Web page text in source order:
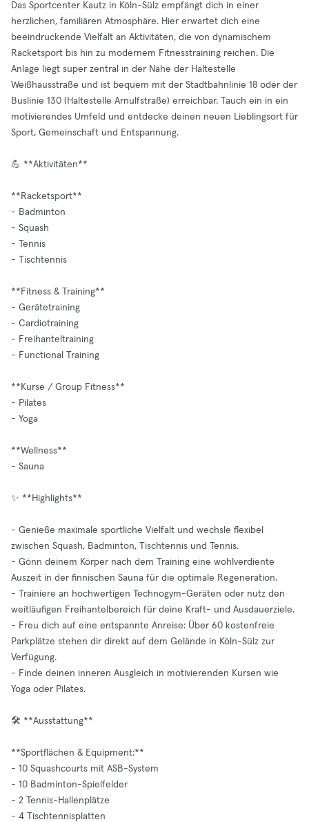
Das Sportcenter Kautz in Köln-Sülz empfängt dich in einer
herzlichen, familiären Atmosphäre. Hier erwartet dich eine
beeindruckende Vielfalt an Aktivitäten, die von dynamischem
Racketsport bis hin zu modernem Fitnesstraining reichen. Die
Anlage liegt super zentral in der Nähe der Haltestelle
Weißhausstraße und ist bequem mit der Stadtbahnlinie 18 oder der
Buslinie 130 (Haltestelle Arnulfstraße) erreichbar. Tauch ein in ein
motivierendes Umfeld und entdecke deinen neuen Lieblingsort für
Sport, Gemeinschaft und Entspannung.
💪 **Aktivitäten**
**Racketsport**
- Badminton
- Squash
- Tennis
- Tischtennis
**Fitness & Training**
- Gerätetraining
- Cardiotraining
- Freihanteltraining
- Functional Training
**Kurse / Group Fitness**
- Pilates
- Yoga
**Wellness**
- Sauna
✨ **Highlights**
- Genieße maximale sportliche Vielfalt und wechsle flexibel
zwischen Squash, Badminton, Tischtennis und Tennis.
- Gönn deinem Körper nach dem Training eine wohlverdiente
Auszeit in der finnischen Sauna für die optimale Regeneration.
- Trainiere an hochwertigen Technogym-Geräten oder nutz den
weitläufigen Freihantelbereich für deine Kraft- und Ausdauerziele.
- Freu dich auf eine entspannte Anreise: Über 60 kostenfreie
Parkplätze stehen dir direkt auf dem Gelände in Köln-Sülz zur
Verfügung.
- Finde deinen inneren Ausgleich in motivierenden Kursen wie
Yoga oder Pilates.
🛠️ **Ausstattung**
**Sportflächen & Equipment:**
- 10 Squashcourts mit ASB-System
- 10 Badminton-Spielfelder
- 2 Tennis-Hallenplätze
- 4 Tischtennisplatten